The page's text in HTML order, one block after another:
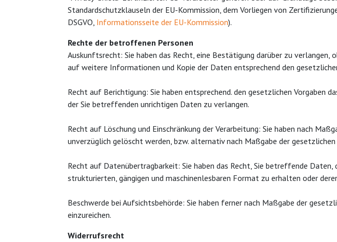
Standardschutzklauseln der EU-Kommission, dem Vorliegen von
DSGVO, Informationsseite der EU-Kommission).
Rechte der betroffenen Personen
Auskunftsrecht: Sie haben das Recht, eine Bestätigung darüber zu
auf weitere Informationen und Kopie der Daten entsprechend den
Recht auf Berichtigung: Sie haben entsprechend. den gesetzlichen Vorgaben
der Sie betreffenden unrichtigen Daten zu verlangen.
Recht auf Löschung und Einschränkung der Verarbeitung: Sie haben nach
unverzüglich gelöscht werden, bzw. alternativ nach Maßgabe der
Recht auf Datenübertragbarkeit: Sie haben das Recht, Sie betreffende
strukturierten, gängigen und maschinenlesbaren Format zu erhalten oder
Beschwerde bei Aufsichtsbehörde: Sie haben ferner nach Maßgabe der
einzureichen.
Widerrufsrecht